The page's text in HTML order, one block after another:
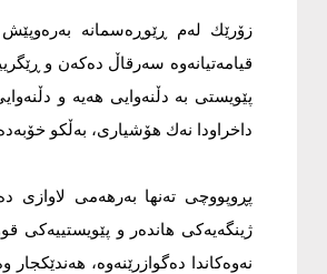
زۆرێك لەم ڕێوڕەسمانە
قیامەتیانەوە سەرقاڵ دەکەن و
پێویستی بە دڵنەوایی هەیە و
داخراودا نەك هۆشیاری، بەڵکو
پڕوپووچی تەنها بەرهەمی لاوازی
ژینگەیەکی هاندەر و پێویستییەکی
نەوەکاندا دەگوازرێنەوە،